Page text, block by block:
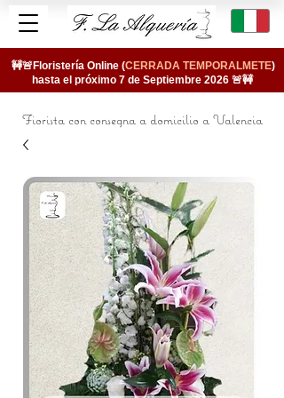
🚧🚨Floristería Online (CERRADA TEMPORALMETE)
hasta el próximo 7 de Septiembre 2026 🚨🚧
Fiorista con consegna a domicilio a Valencia